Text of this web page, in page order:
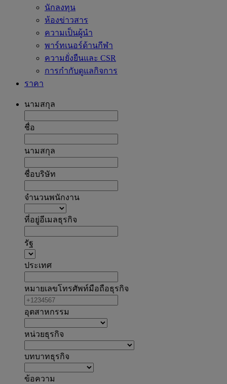
นักลงทุน
ห้องข่าวสาร
ความเป็นผู้นำ
พาร์ทเนอร์ด้านกีฬา
ความยั่งยืนและ CSR
การกำกับดูแลกิจการ
ราคา
นามสกุล
ชื่อ
นามสกุล
ชื่อบริษัท
จำนวนพนักงาน
ที่อยู่อีเมลธุรกิจ
รัฐ
ประเทศ
หมายเลขโทรศัพท์มือถือธุรกิจ
อุตสาหกรรม
หน่วยธุรกิจ
บทบาทธุรกิจ
ข้อความ